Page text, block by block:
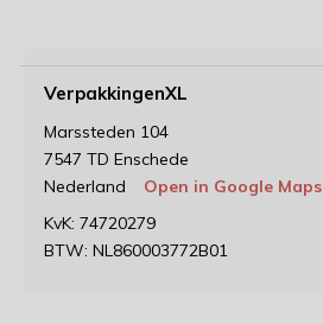
VerpakkingenXL
Marssteden 104
7547 TD Enschede
Nederland
Open in Google Maps
KvK: 74720279
BTW: NL860003772B01